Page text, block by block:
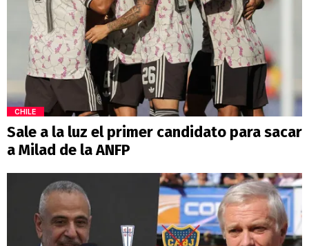
CHILE
Sale a la luz el primer candidato para sacar
a Milad de la ANFP